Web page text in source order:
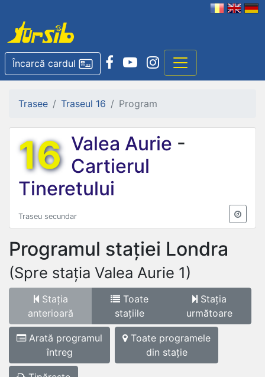
Încarcă cardul
Trasee Traseul 16 Program
16 Valea Aurie -
Cartierul
Tineretului
Traseu secundar
Programul stației Londra
(Spre stația Valea Aurie 1)
Stația
anterioară
Toate
stațiile
Stația
următoare
Arată programul
întreg
Toate programele
din stație